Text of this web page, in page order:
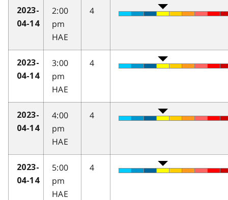
2023-
04-14
2:00
pm
HAE
4
2023-
04-14
3:00
pm
HAE
4
2023-
04-14
4:00
pm
HAE
4
2023-
04-14
5:00
pm
HAE
4